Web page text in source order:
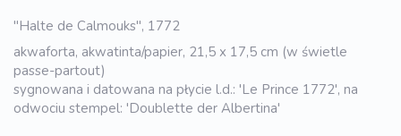
"Halte de Calmouks", 1772
akwaforta, akwatinta/papier, 21,5 x 17,5 cm (w świetle
passe-partout)
sygnowana i datowana na płycie l.d.: 'Le Prince 1772', na
odwociu stempel: 'Doublette der Albertina'